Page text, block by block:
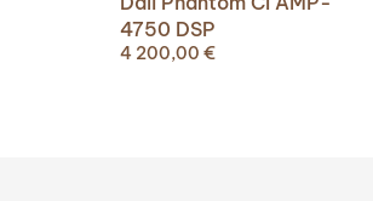
4750 DSP
4 200,00 €